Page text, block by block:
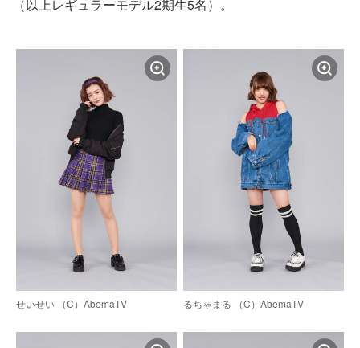
（以上レギュラーモデル2期生5名）。
せいせい （C）AbemaTV るちゃまる （C）AbemaTV